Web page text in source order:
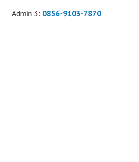
Admin 3: 0856-9103-7870